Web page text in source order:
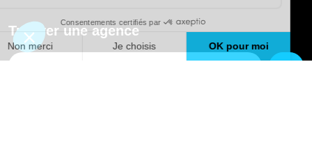
Trouver une agence